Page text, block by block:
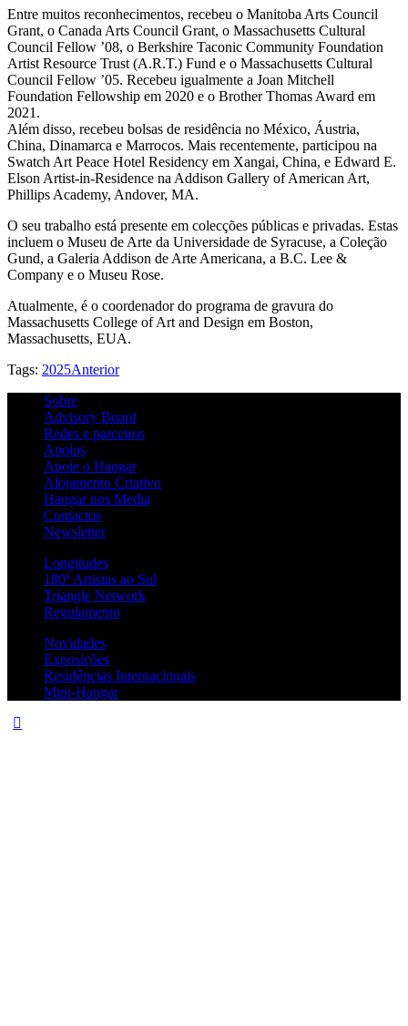
Entre muitos reconhecimentos, recebeu o Manitoba Arts Council
Grant, o Canada Arts Council Grant, o Massachusetts Cultural
Council Fellow ’08, o Berkshire Taconic Community Foundation
Artist Resource Trust (A.R.T.) Fund e o Massachusetts Cultural
Council Fellow ’05. Recebeu igualmente a Joan Mitchell
Foundation Fellowship em 2020 e o Brother Thomas Award em
2021.
Além disso, recebeu bolsas de residência no México, Áustria,
China, Dinamarca e Marrocos. Mais recentemente, participou na
Swatch Art Peace Hotel Residency em Xangai, China, e Edward E.
Elson Artist-in-Residence na Addison Gallery of American Art,
Phillips Academy, Andover, MA.
O seu trabalho está presente em colecções públicas e privadas. Estas
incluem o Museu de Arte da Universidade de Syracuse, a Coleção
Gund, a Galeria Addison de Arte Americana, a B.C. Lee &
Company e o Museu Rose.
Atualmente, é o coordenador do programa de gravura do
Massachusetts College of Art and Design em Boston,
Massachusetts, EUA.
Tags: 2025Anterior
Sobre
Advisory Board
Redes e parceiros
Apoios
Apoie o Hangar
Alojamento Criativo
Hangar nos Media
Contactos
Newsletter
Longitudes
180º Artistas ao Sul
Triangle Network
Regulamento
Novidades
Exposições
Residências Internacionais
Mini-Hangar